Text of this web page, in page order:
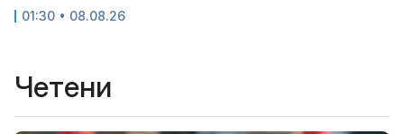
01:30 • 08.08.26
Четени